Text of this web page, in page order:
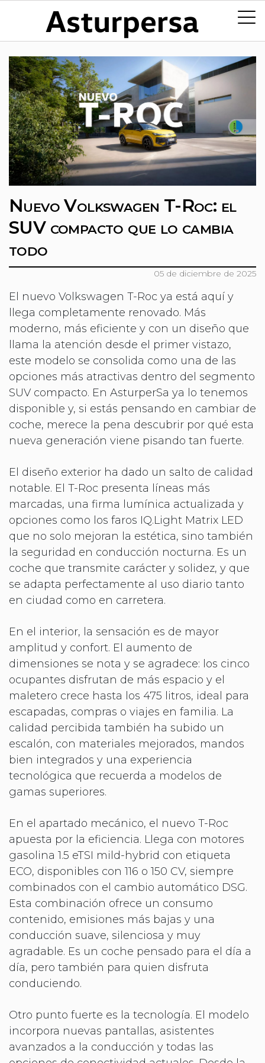
Nuevo Volkswagen T-Roc: el
SUV compacto que lo cambia
todo
05 de diciembre de 2025
El nuevo Volkswagen T-Roc ya está aquí y
llega completamente renovado. Más
moderno, más eficiente y con un diseño que
llama la atención desde el primer vistazo,
este modelo se consolida como una de las
opciones más atractivas dentro del segmento
SUV compacto. En AsturperSa ya lo tenemos
disponible y, si estás pensando en cambiar de
coche, merece la pena descubrir por qué esta
nueva generación viene pisando tan fuerte.
El diseño exterior ha dado un salto de calidad
notable. El T-Roc presenta líneas más
marcadas, una firma lumínica actualizada y
opciones como los faros IQ.Light Matrix LED
que no solo mejoran la estética, sino también
la seguridad en conducción nocturna. Es un
coche que transmite carácter y solidez, y que
se adapta perfectamente al uso diario tanto
en ciudad como en carretera.
En el interior, la sensación es de mayor
amplitud y confort. El aumento de
dimensiones se nota y se agradece: los cinco
ocupantes disfrutan de más espacio y el
maletero crece hasta los 475 litros, ideal para
escapadas, compras o viajes en familia. La
calidad percibida también ha subido un
escalón, con materiales mejorados, mandos
bien integrados y una experiencia
tecnológica que recuerda a modelos de
gamas superiores.
En el apartado mecánico, el nuevo T-Roc
apuesta por la eficiencia. Llega con motores
gasolina 1.5 eTSI mild-hybrid con etiqueta
ECO, disponibles con 116 o 150 CV, siempre
combinados con el cambio automático DSG.
Esta combinación ofrece un consumo
contenido, emisiones más bajas y una
conducción suave, silenciosa y muy
agradable. Es un coche pensado para el día a
día, pero también para quien disfruta
conduciendo.
Otro punto fuerte es la tecnología. El modelo
incorpora nuevas pantallas, asistentes
avanzados a la conducción y todas las